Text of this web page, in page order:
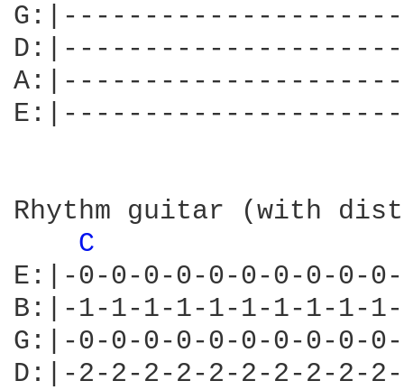
Rhythm guitar (with
C
E:|-0-0-0-0-0-0-0-0-
B:|-1-1-1-1-1-1-1-1-
G:|-0-0-0-0-0-0-0-0-
D:|-2-2-2-2-2-2-2-2-